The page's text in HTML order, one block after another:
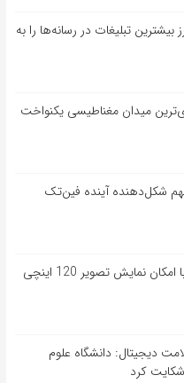
بیشترین تبلیغات در رسانه‌ها را به
میدان مغناطیسی یکنواخت
شکل‌دهنده آینده فین‌تک
پروژکتور شیائومی می 2S با امکان نمایش تصویر 120 اینچی
دیجیتال: دانشگاه علوم
کرد